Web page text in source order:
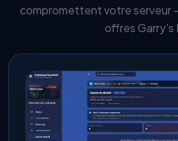
compromettent votre serveur
offres Garry’s